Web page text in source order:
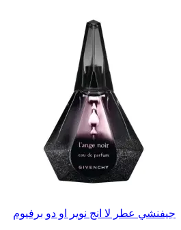
جيفنشي عطر لا انج نوير او دو برفيوم